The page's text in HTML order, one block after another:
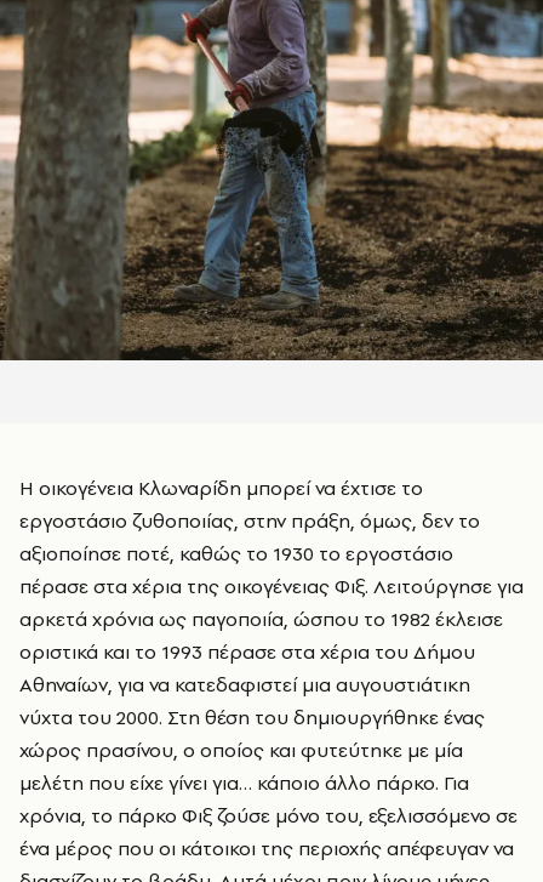
Η οικογένεια Κλωναρίδη μπορεί να έχτισε το
εργοστάσιο ζυθοποιίας, στην πράξη, όμως, δεν το
αξιοποίησε ποτέ, καθώς το 1930 το εργοστάσιο
πέρασε στα χέρια της οικογένειας Φιξ. Λειτούργησε για
αρκετά χρόνια ως παγοποιία, ώσπου το 1982 έκλεισε
οριστικά και το 1993 πέρασε στα χέρια του Δήμου
Αθηναίων, για να κατεδαφιστεί μια αυγουστιάτικη
νύχτα του 2000. Στη θέση του δημιουργήθηκε ένας
χώρος πρασίνου, ο οποίος και φυτεύτηκε με μία
μελέτη που είχε γίνει για… κάποιο άλλο πάρκο. Για
χρόνια, το πάρκο Φιξ ζούσε μόνο του, εξελισσόμενο σε
ένα μέρος που οι κάτοικοι της περιοχής απέφευγαν να